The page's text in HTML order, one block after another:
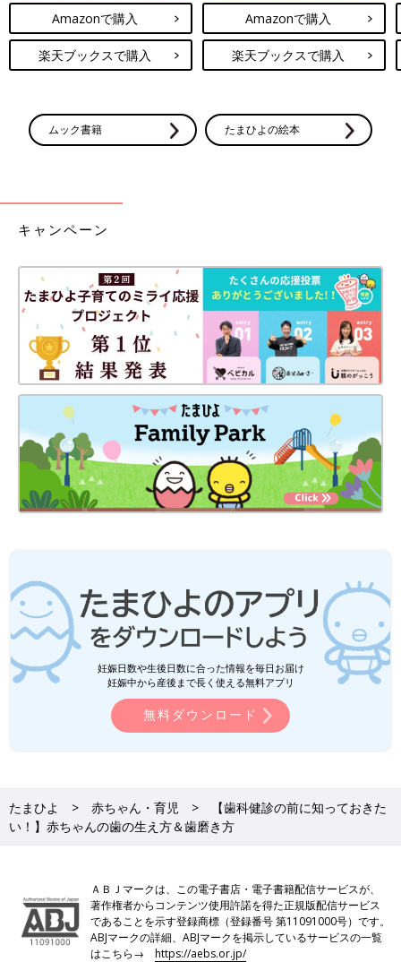
Amazonで購入
楽天ブックスで購入
Amazonで購入
楽天ブックスで購入
ムック書籍 たまひよの絵本
キャンペーン
妊娠日数や生後日数に合った情報を毎日お届け
妊娠中から産後まで長く使える無料アプリ
無料ダウンロード
たまひよ 赤ちゃん・育児
【歯科健診の前に知っておきた
い！】赤ちゃんの歯の生え方＆歯磨き方
ＡＢＪマークは、この電子書店・電子書籍配信サービスが、
著作権者からコンテンツ使用許諾を得た正規版配信サービス
であることを示す登録商標（登録番号 第11091000号）です。
ABJマークの詳細、ABJマークを掲示しているサービスの一覧
はこちら→https://aebs.or.jp/